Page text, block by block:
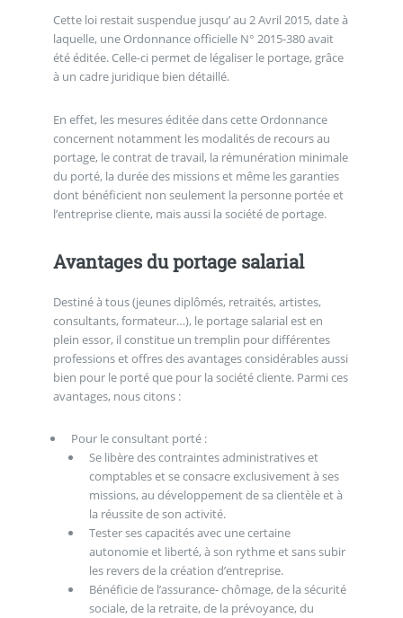
Cette loi restait suspendue jusqu’ au 2 Avril 2015, date à
laquelle, une Ordonnance officielle N° 2015-380 avait
été éditée. Celle-ci permet de légaliser le portage, grâce
à un cadre juridique bien détaillé.
En effet, les mesures éditée dans cette Ordonnance
concernent notamment les modalités de recours au
portage, le contrat de travail, la rémunération minimale
du porté, la durée des missions et même les garanties
dont bénéficient non seulement la personne portée et
l’entreprise cliente, mais aussi la société de portage.
Avantages du portage salarial
Destiné à tous (jeunes diplômés, retraités, artistes,
consultants, formateur…), le portage salarial est en
plein essor, il constitue un tremplin pour différentes
professions et offres des avantages considérables aussi
bien pour le porté que pour la société cliente. Parmi ces
avantages, nous citons :
Pour le consultant porté :
Se libère des contraintes administratives et
comptables et se consacre exclusivement à ses
missions, au développement de sa clientèle et à
la réussite de son activité.
Tester ses capacités avec une certaine
autonomie et liberté, à son rythme et sans subir
les revers de la création d’entreprise.
Bénéficie de l’assurance- chômage, de la sécurité
sociale, de la retraite, de la prévoyance, du